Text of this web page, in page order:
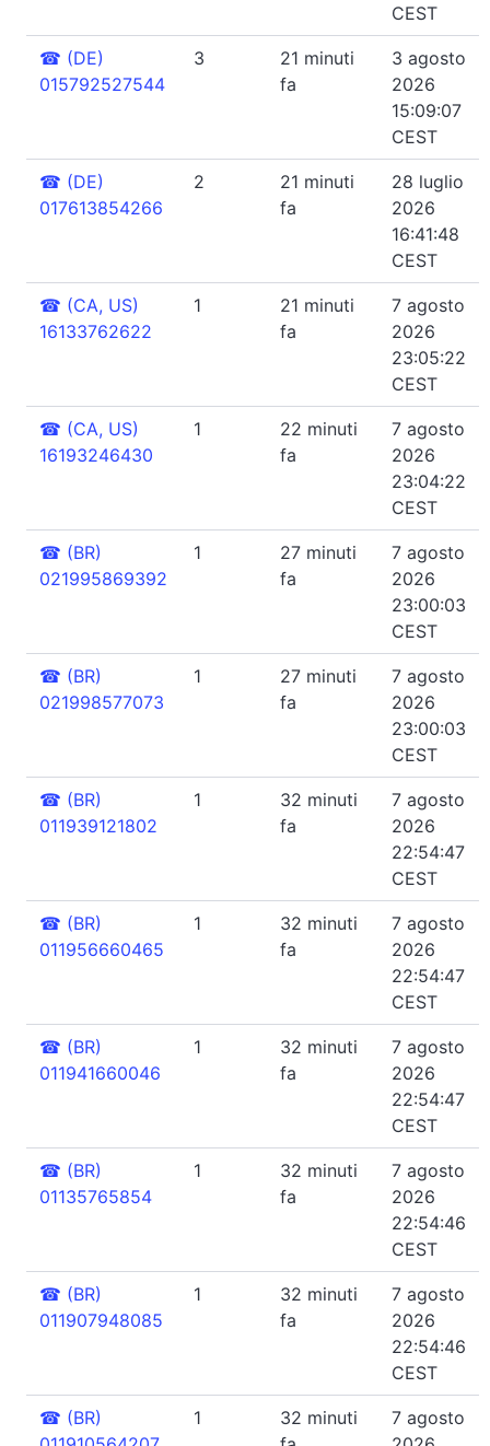
CEST
☎ (DE)
015792527544
3
21 minuti
fa
3 agosto
2026
15:09:07
CEST
☎ (DE)
017613854266
2
21 minuti
fa
28 luglio
2026
16:41:48
CEST
☎ (CA, US)
16133762622
1
21 minuti
fa
7 agosto
2026
23:05:22
CEST
☎ (CA, US)
16193246430
1
22 minuti
fa
7 agosto
2026
23:04:22
CEST
☎ (BR)
021995869392
1
27 minuti
fa
7 agosto
2026
23:00:03
CEST
☎ (BR)
021998577073
1
27 minuti
fa
7 agosto
2026
23:00:03
CEST
☎ (BR)
011939121802
1
32 minuti
fa
7 agosto
2026
22:54:47
CEST
☎ (BR)
011956660465
1
32 minuti
fa
7 agosto
2026
22:54:47
CEST
☎ (BR)
011941660046
1
32 minuti
fa
7 agosto
2026
22:54:47
CEST
☎ (BR)
01135765854
1
32 minuti
fa
7 agosto
2026
22:54:46
CEST
☎ (BR)
011907948085
1
32 minuti
fa
7 agosto
2026
22:54:46
CEST
☎ (BR)
1
32 minuti
7 agosto